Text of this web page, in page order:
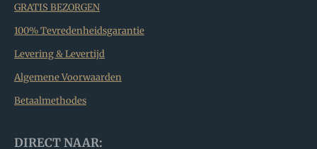
GRATIS BEZORGEN
100% Tevredenheidsgarantie
Levering & Levertijd
Algemene Voorwaarden
Betaalmethodes
DIRECT NAAR: